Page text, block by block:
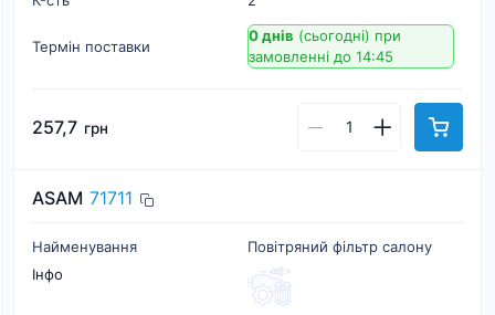
Термін поставки
0 днів (сьогодні) при
замовленні до 14:45
257,7 грн
ASAM 71711
Найменування
Повітряний фільтр салону
Інфо